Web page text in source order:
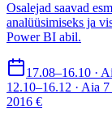
Osalejad saavad
analüüsimiseks ja
Power BI abil.
17.08–16.10 ·
12.10–16.12 · Aia
2016 €